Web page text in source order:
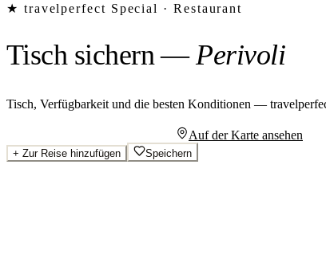
★ travelperfect Special · Restaurant
Tisch sichern—Perivoli
Tisch, Verfügbarkeit und die besten Konditionen —
Auf der Karte ansehen
+ Zur Reise hinzufügen Speichern